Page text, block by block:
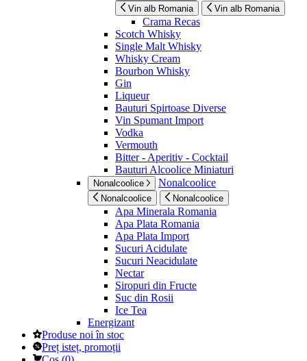
Vin alb Romania Vin alb Romania
Crama Recas
Scotch Whisky
Single Malt Whisky
Whisky Cream
Bourbon Whisky
Gin
Liqueur
Bauturi Spirtoase Diverse
Vin Spumant Import
Vodka
Vermouth
Bitter - Aperitiv - Cocktail
Bauturi Alcoolice Miniaturi
Nonalcoolice Nonalcoolice
Nonalcoolice Nonalcoolice
Apa Minerala Romania
Apa Plata Romania
Apa Plata Import
Sucuri Acidulate
Sucuri Neacidulate
Nectar
Siropuri din Fructe
Suc din Rosii
Ice Tea
Energizant
Produse noi în stoc
Preț isteț, promoții